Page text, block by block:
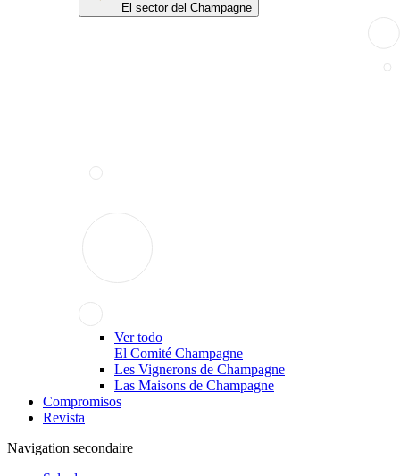
El sector del Champagne
Ver todo
El Comité Champagne
Les Vignerons de Champagne
Las Maisons de Champagne
Compromisos
Revista
Navigation secondaire